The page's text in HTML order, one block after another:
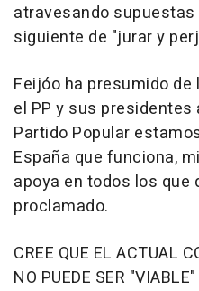
atravesando
siguiente de "jurar y
Feijóo ha presumido
el PP y sus
Partido Popular
España que funciona,
apoya en todos los que
proclamado.
CREE QUE EL ACTUAL
NO PUEDE SER "VIABLE"